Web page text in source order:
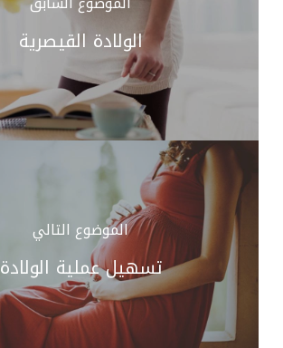
الولادة القيصرية
الموضوع التالي
تسهيل عملية الولادة